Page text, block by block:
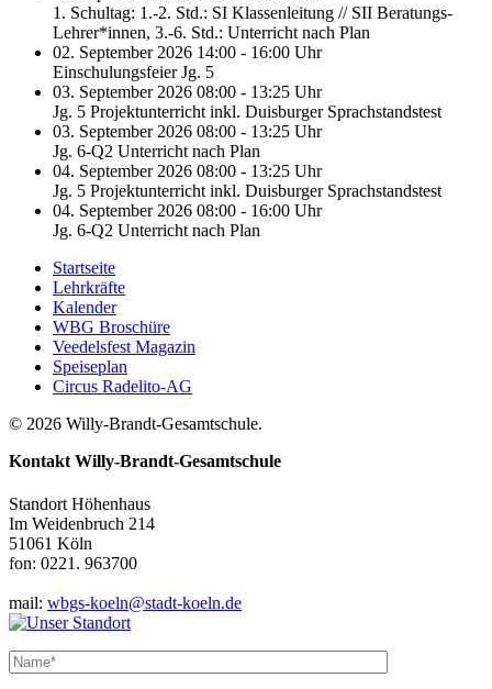
1. Schultag: 1.-2. Std.: SI Klassenleitung // SII Beratungs-
Lehrer*innen, 3.-6. Std.: Unterricht nach Plan
02. September 2026 14:00 - 16:00 Uhr
Einschulungsfeier Jg. 5
03. September 2026 08:00 - 13:25 Uhr
Jg. 5 Projektunterricht inkl. Duisburger Sprachstandstest
03. September 2026 08:00 - 13:25 Uhr
Jg. 6-Q2 Unterricht nach Plan
04. September 2026 08:00 - 13:25 Uhr
Jg. 5 Projektunterricht inkl. Duisburger Sprachstandstest
04. September 2026 08:00 - 16:00 Uhr
Jg. 6-Q2 Unterricht nach Plan
Startseite
Lehrkräfte
Kalender
WBG Broschüre
Veedelsfest Magazin
Speiseplan
Circus Radelito-AG
© 2026 Willy-Brandt-Gesamtschule.
Kontakt Willy-Brandt-Gesamtschule
Standort Höhenhaus
Im Weidenbruch 214
51061 Köln
fon: 0221. 963700
mail: wbgs-koeln@stadt-koeln.de